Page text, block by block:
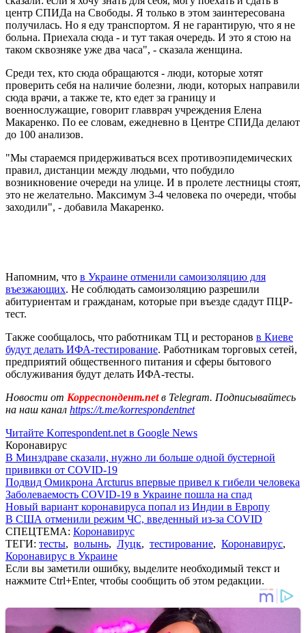
центр СПИДа на Свободы. Я только в этом заинтересована
получилась. Но я еду транспортом. Я не гарантирую, что я не
больна. Приехала сюда - и тут такая очередь. И это я стою на
таком сквозняке уже два часа", - сказала женщина.
Среди тех, кто сюда обращаются - люди, которые хотят
проверить себя на наличие болезни, люди, которых направили
сюда врачи, а также те, кто едет за границу и
военнослужащие, говорит главврач учреждения Елена
Макаренко. По ее словам, ежедневно в Центре СПИДа делают
до 100 анализов.
"Мы стараемся придерживаться всех противоэпидемических
правил, дистанции между людьми, что побудило
возникновение очереди на улице. И в пролете лестницы стоят,
это не желательно. Максимум 3-4 человека по очереди, чтобы
заходили", - добавила Макаренко.
Напомним, что в Украине отменили самоизоляцию для
въезжающих. Не соблюдать самоизоляцию разрешили
абитуриентам и гражданам, которые при въезде сдадут ПЦР-
тест.
Также сообщалось, что работникам ТЦ и ресторанов в Киеве
будут делать ИФА-тестирование. Работникам торговых сетей,
предприятий общественного питания и сферы бытового
обслуживания будут делать ИФА-тесты.
Новости от Корреспондент.netв Telegram. Подписывайтесь
на наш канал https://t.me/korrespondentnet
Читайте Korrespondent.net в Google News
Коронавирус
В Минздраве сказали, нужно ли больше одной бустерной
прививки от COVID-19
Подвид Омикрона Arcturus впервые привел к гибели человека
Заболеваемость COVID-19 в Украине пошла на спад
Новый вариант коронавируса попал из Индии в Европу
В США отменили режим ЧС, введенный из-за COVID
СПЕЦТЕМА: Коронавирус
ТЕГИ: тесты, волынь, Луцк, тестирование, Коронавирус,
Коронавирус в Украине
Если вы заметили ошибку, выделите необходимый текст и
нажмите Ctrl+Enter, чтобы сообщить об этом редакции.